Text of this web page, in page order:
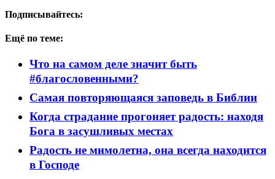
Подписывайтесь:
Ещё по теме:
Что на самом деле значит быть
#благословенными?
Самая повторяющаяся заповедь в Библии
Когда страдание прогоняет радость: находя
Бога в засушливых местах
Радость не мимолетна, она всегда находится
в Господе